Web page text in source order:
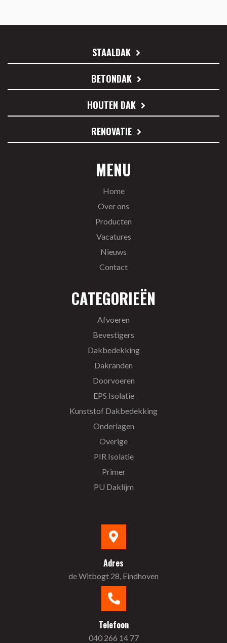
STAALDAK
BETONDAK
HOUTEN DAK
RENOVATIE
MENU
Home
Over ons
Producten
Vacatures
Nieuws
Contact
CATEGORIEËN
Afvoeren
Bevestigers
Dakbedekking
Dakranden
Doorvoeren
EPS Isolatie
Kunststof Dakbedekking
Onderlagen
Overige
PIR Isolatie
Primer
PU Daklijm
Adres
de Witbogt 28, Eindhoven
Telefoon
040 266 14 77